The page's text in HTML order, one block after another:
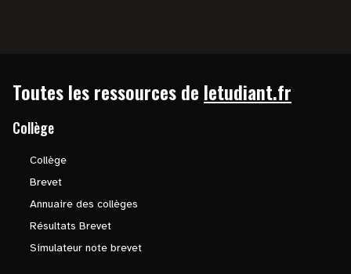
Toutes les ressources de letudiant.fr
Collège
Collège
Brevet
Annuaire des collèges
Résultats Brevet
Simulateur note brevet